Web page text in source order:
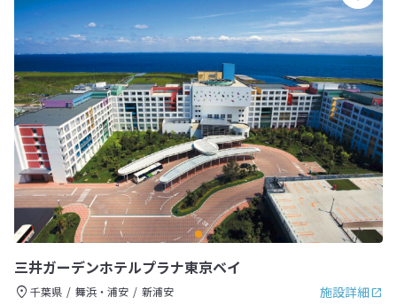
三井ガーデンホテルプラナ東京ベイ
施設詳細
千葉県 舞浜・浦安
新浦安